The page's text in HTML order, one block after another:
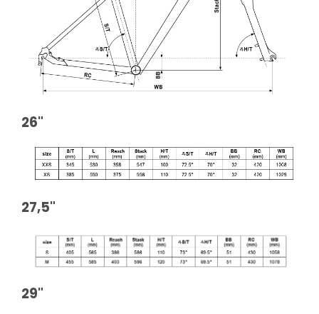
26"
27,5"
29"